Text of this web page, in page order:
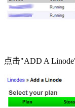
点击"ADD A